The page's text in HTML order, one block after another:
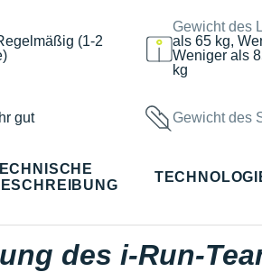
(1-2
Gewicht des
als 65 kg,
Weniger als
kg
gut Gewicht des
des i-Run-